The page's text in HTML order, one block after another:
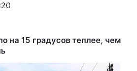
на 15 градусов теплее, чем